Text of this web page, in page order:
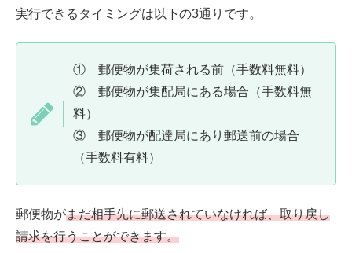
実行できるタイミングは以下の3通りです。
① 郵便物が集荷される前（手数料無料）
② 郵便物が集配局にある場合（手数料無
料）
③ 郵便物が配達局にあり郵送前の場合
（手数料有料）
郵便物がまだ相手先に郵送されていなければ、取り戻し
請求を行うことができます。